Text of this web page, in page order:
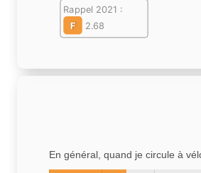
Rappel 2021 :
F
2.68
En général, quand je circule à